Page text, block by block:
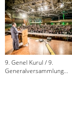
9. Genel Kurul / 9.
Generalversammlung...